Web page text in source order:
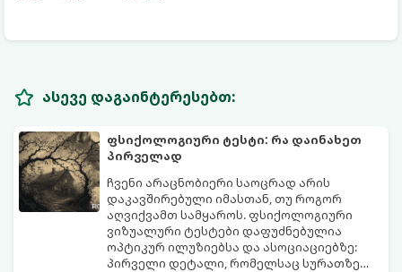
ასევე დაგაინტერესებთ:
ფსიქოლოგიური ტესტი: რა დაინახეთ
პირველად
ჩვენი არაცნობიერი საოცრად არის
დაკავშირებული იმასთან, თუ როგორ
აღვიქვამთ სამყაროს. ფსიქოლოგიური
ვიზუალური ტესტები დაფუძნებულია
ოპტიკურ ილუზიებსა და ასოციაციებზე:
პირველი დეტალი, რომელსაც სურათზე